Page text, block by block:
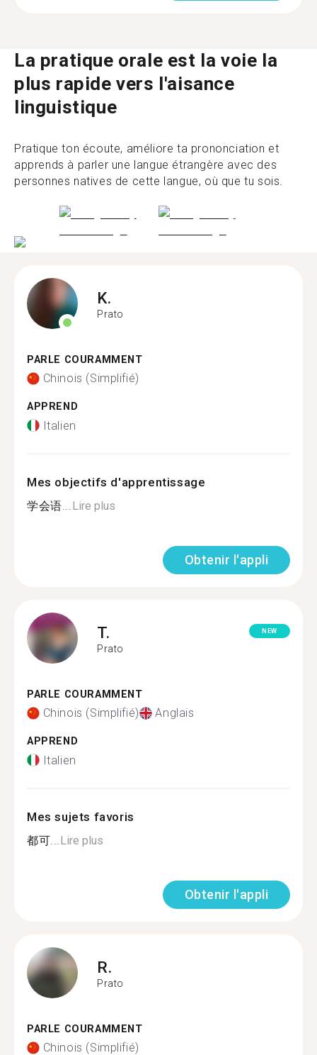
La pratique orale est la voie la
plus rapide vers l'aisance
linguistique
Pratique ton écoute, améliore ta prononciation et
apprends à parler une langue étrangère avec des
personnes natives de cette langue, où que tu sois.
K.
Prato
PARLE COURAMMENT
Chinois (Simplifié)
APPREND
Italien
Mes objectifs d'apprentissage
学会语... Lire plus
Obtenir l'appli
T.
Prato
NEW
PARLE COURAMMENT
Chinois (Simplifié) Anglais
APPREND
Italien
Mes sujets favoris
都可... Lire plus
Obtenir l'appli
R.
Prato
PARLE COURAMMENT
Chinois (Simplifié)